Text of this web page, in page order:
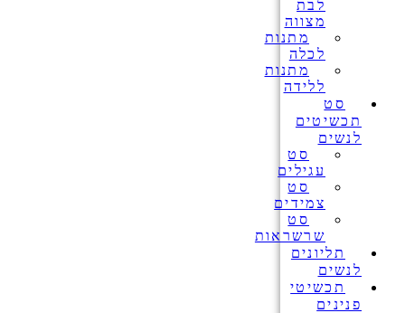
לבת
מצווה
מתנות
לכלה
מתנות
ללידה
סט
תכשיטים
לנשים
סט
עגילים
סט
צמידים
סט
שרשראות
תליונים
לנשים
תכשיטי
פנינים